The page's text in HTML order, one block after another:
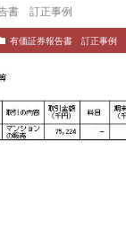
書 訂正事例
有価証券報告書 訂正事例